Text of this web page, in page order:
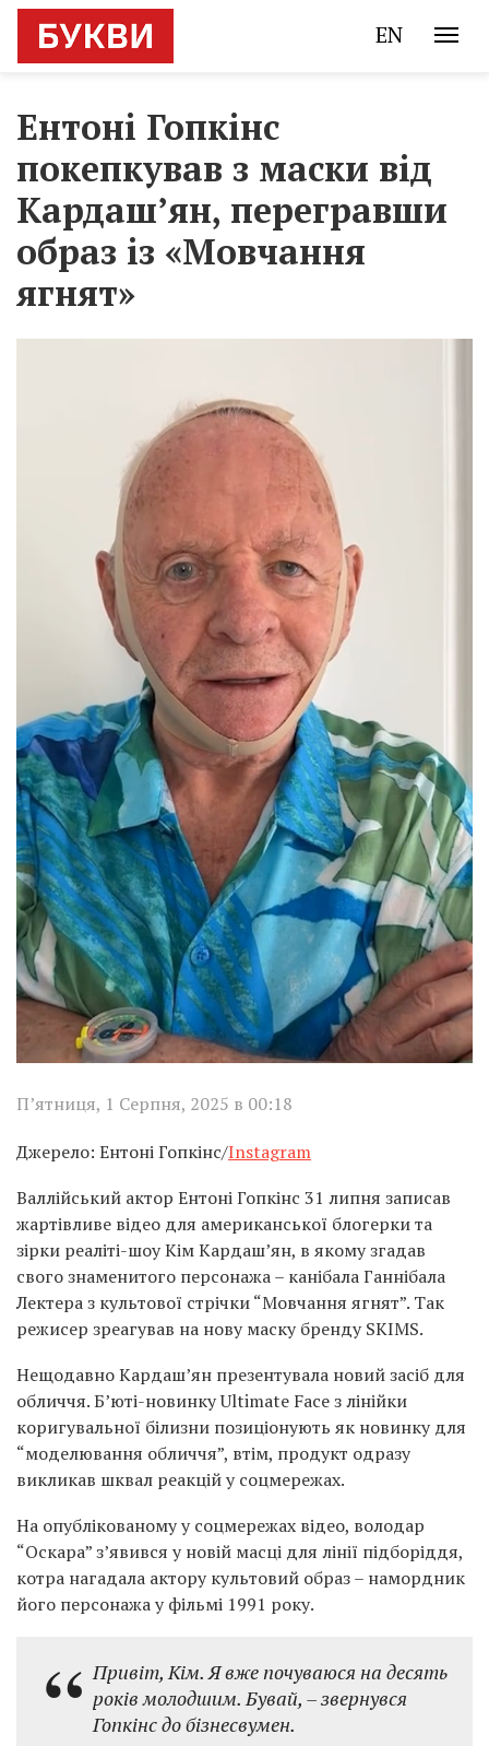
EN
Ентоні Гопкінс
покепкував з маски від
Кардаш’ян, перегравши
образ із «Мовчання
ягнят»
П’ятниця, 1 Серпня, 2025 в 00:18
Джерело: Ентоні Гопкінс/Instagram
Валлійський актор Ентоні Гопкінс 31 липня записав
жартівливе відео для американської блогерки та
зірки реаліті-шоу Кім Кардаш’ян, в якому згадав
свого знаменитого персонажа – канібала Ганнібала
Лектера з культової стрічки “Мовчання ягнят”. Так
режисер зреагував на нову маску бренду SKIMS.
Нещодавно Кардаш’ян презентувала новий засіб для
обличчя. Б’юті-новинку Ultimate Face з лінійки
коригувальної білизни позиціонують як новинку для
“моделювання обличчя”, втім, продукт одразу
викликав шквал реакцій у соцмережах.
На опублікованому у соцмережах відео, володар
“Оскара” з’явився у новій масці для лінії підборіддя,
котра нагадала актору культовий образ – намордник
його персонажа у фільмі 1991 року.
Привіт, Кім. Я вже почуваюся на десять
років молодшим. Бувай, – звернувся
Гопкінс до бізнесвумен.